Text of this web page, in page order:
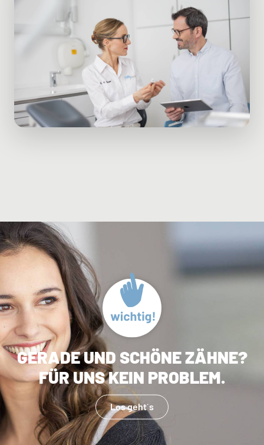
GERADE UND SCHÖNE ZÄHNE?
FÜR UNS KEIN PROBLEM.
Los geht´s